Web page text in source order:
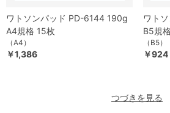
ワトソンパッド PD-6144 190g
A4規格 15枚
（A4）
￥1,386
ワト
B5規
（B5）
￥924
つづきを見る